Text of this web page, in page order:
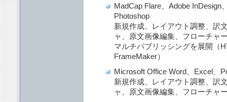
MadCap Flare、Adobe InDesign
Photoshop
新規作成、レイアウト調整、訳
ャ、原文画像編集、フローチャ
マルチパブリッシングを展開（
FrameMaker）
Microsoft Office Word、Excel、
新規作成、レイアウト調整、訳
ャ、原文画像編集、フローチャ